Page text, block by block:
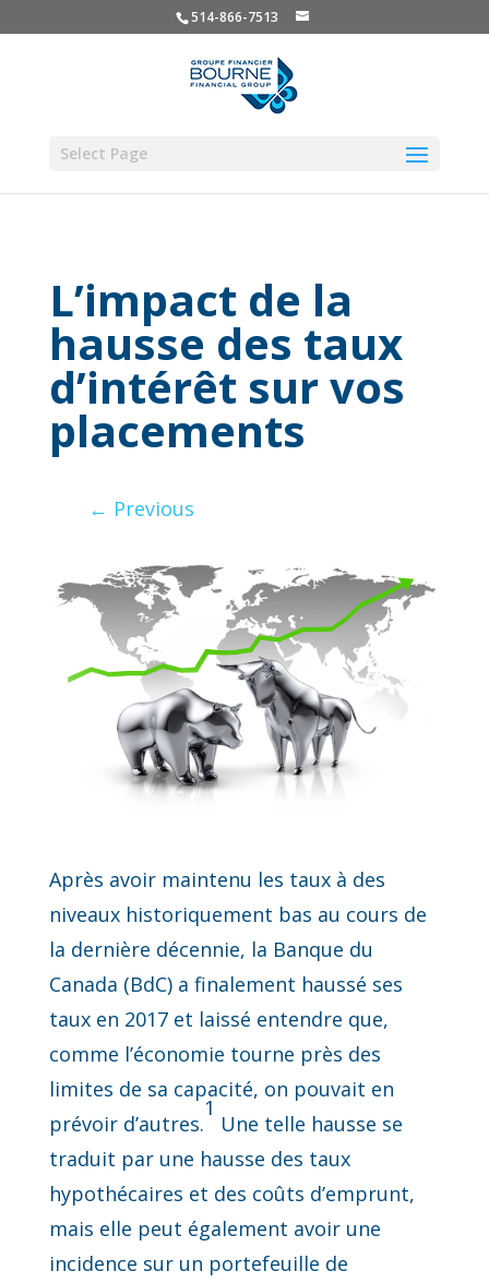
514-866-7513
Select Page
L’impact de la
hausse des taux
d’intérêt sur vos
placements
← Previous
Après avoir maintenu les taux à des
niveaux historiquement bas au cours de
la dernière décennie, la Banque du
Canada (BdC) a finalement haussé ses
taux en 2017 et laissé entendre que,
comme l’économie tourne près des
limites de sa capacité, on pouvait en
prévoir d’autres.
1
Une telle hausse se
traduit par une hausse des taux
hypothécaires et des coûts d’emprunt,
mais elle peut également avoir une
incidence sur un portefeuille de